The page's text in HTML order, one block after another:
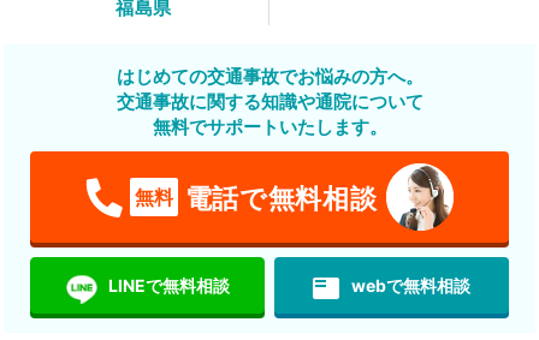
福島県
はじめての交通事故でお悩みの方へ。
交通事故に関する知識や通院について
無料でサポートいたします。
無料 電話で無料相談
LINEで無料相談 featured_play_list webで無料相談